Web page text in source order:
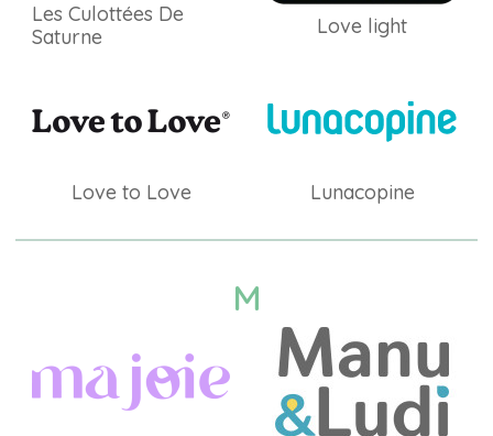
Les Culottées De
Saturne
Love light
Love to Love Lunacopine
M